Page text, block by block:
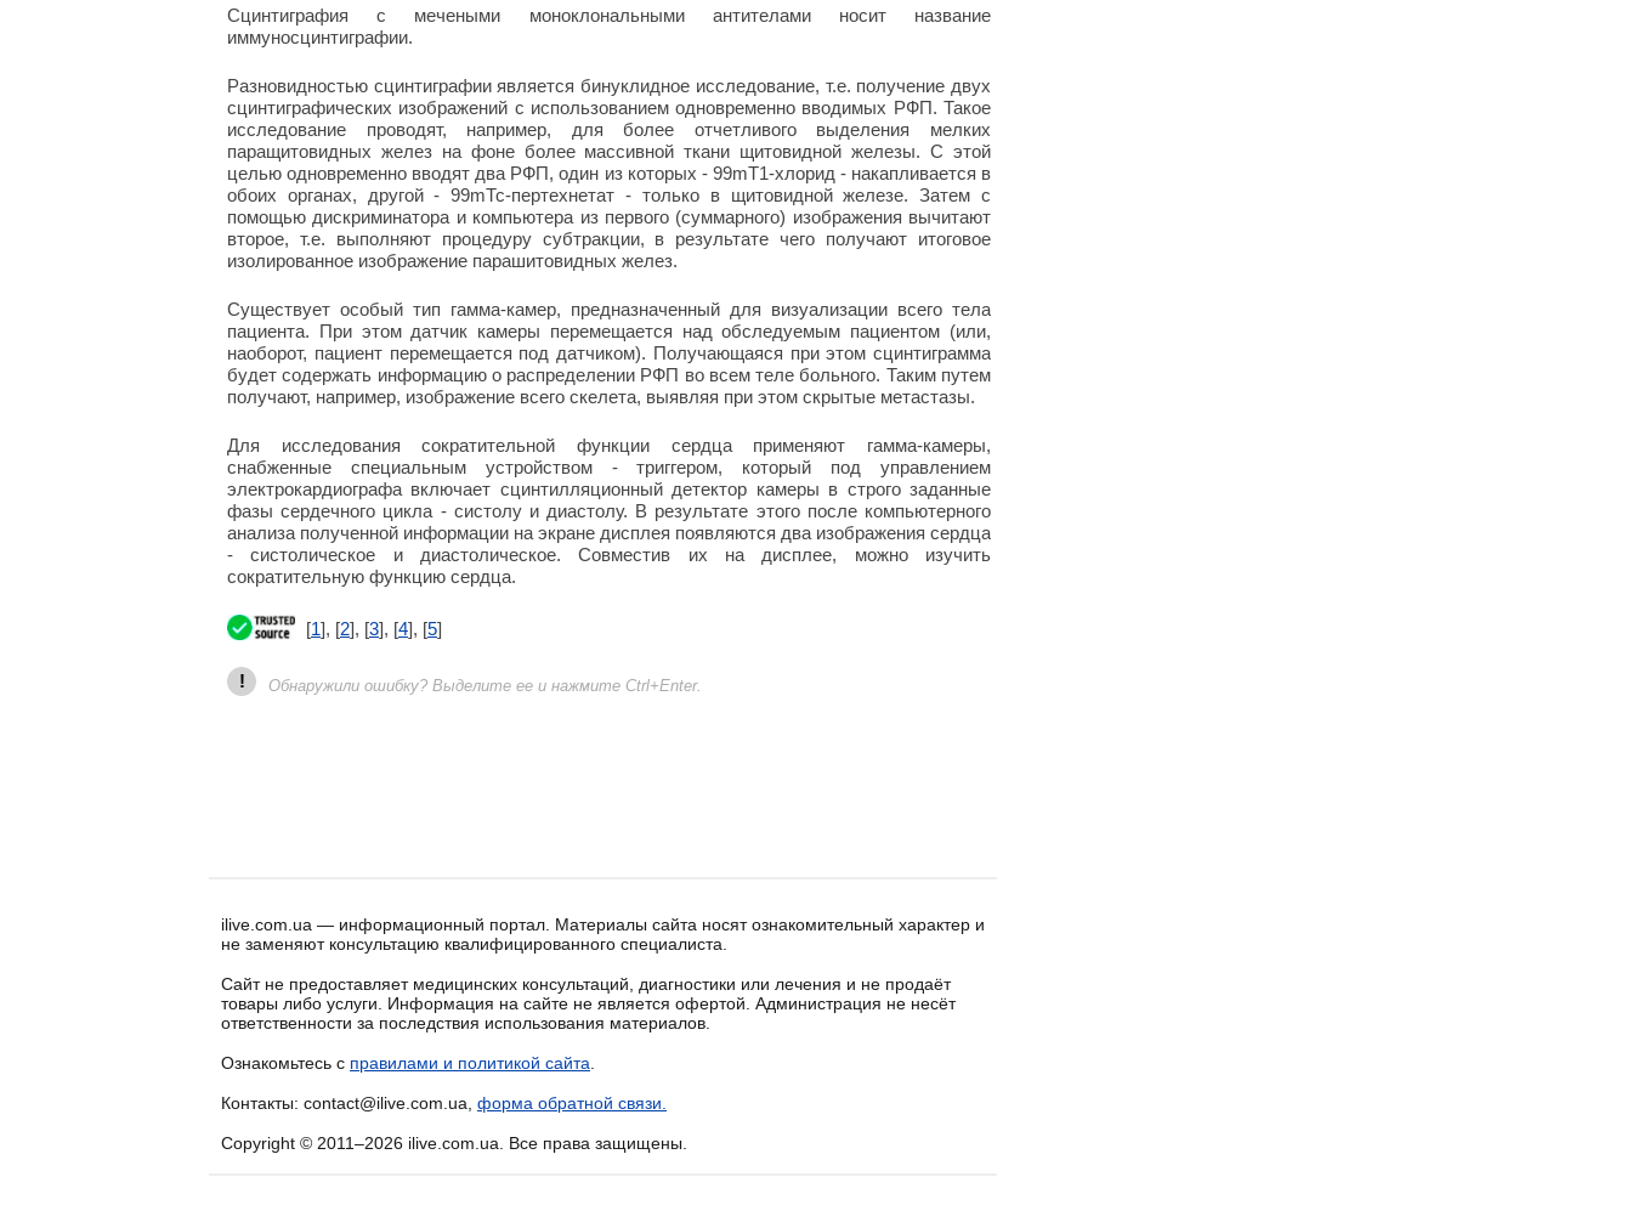
Сцинтиграфия с мечеными моноклональными антителами носит название
иммуносцинтиграфии.
Разновидностью сцинтиграфии является бинуклидное исследование, т.е. получение двух
сцинтиграфических изображений с использованием одновременно вводимых РФП. Такое
исследование проводят, например, для более отчетливого выделения мелких
паращитовидных желез на фоне более массивной ткани щитовидной железы. С этой
целью одновременно вводят два РФП, один из которых - 99mТ1-хлорид - накапливается в
обоих органах, другой -99mТс-пертехнетат - только в щитовидной железе. Затем с
помощью дискриминатора и компьютера из первого (суммарного) изображения вычитают
второе, т.е. выполняют процедуру субтракции, в результате чего получают итоговое
изолированное изображение парашитовидных желез.
Существует особый тип гамма-камер, предназначенный для визуализации всего тела
пациента. При этом датчик камеры перемещается над обследуемым пациентом (или,
наоборот, пациент перемещается под датчиком). Получающаяся при этом сцинтиграмма
будет содержать информацию о распределении РФП во всем теле больного. Таким путем
получают, например, изображение всего скелета, выявляя при этом скрытые метастазы.
Для исследования сократительной функции сердца применяют гамма-камеры,
снабженные специальным устройством - триггером, который под управлением
электрокардиографа включает сцинтилляционный детектор камеры в строго заданные
фазы сердечного цикла - систолу и диастолу. В результате этого после компьютерного
анализа полученной информации на экране дисплея появляются два изображения сердца
- систолическое и диастолическое. Совместив их на дисплее, можно изучить
сократительную функцию сердца.
[1], [2], [3], [4], [5]
! Обнаружили ошибку? Выделите ее и нажмите Ctrl+Enter.
ilive.com.ua — информационный портал. Материалы сайта носят ознакомительный характер и
не заменяют консультацию квалифицированного специалиста.
Сайт не предоставляет медицинских консультаций, диагностики или лечения и не продаёт
товары либо услуги. Информация на сайте не является офертой. Администрация не несёт
ответственности за последствия использования материалов.
Ознакомьтесь с правилами и политикой сайта
Контакты: contact@ilive.com.ua, форма обратной связи.
Copyright © 2011–2026 ilive.com.ua. Все права защищены.